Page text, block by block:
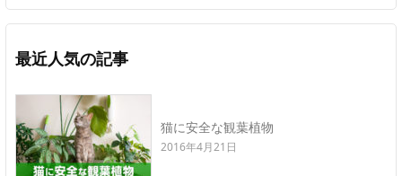
最近人気の記事
猫に安全な観葉植物
2016年4月21日